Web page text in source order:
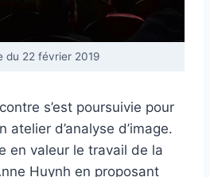
du 22 février 2019
s’est poursuivie pour
atelier d’analyse d’image.
en valeur le travail de la
Huynh en proposant